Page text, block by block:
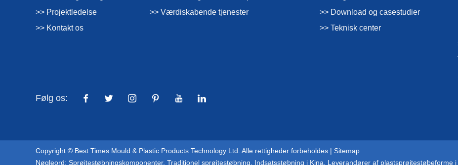
>> Projektledelse
>> Kontakt os
>> Værdiskabende tjenester
>> Download og casestudier
>> Teknisk center
Følg os:
Copyright © Best Times Mould & Plastic Products Technology Ltd. Alle rettigheder forbeholdes | Sitemap
Nøgleord: Sprøjtestøbningskomponenter, Traditionel sprøjtestøbning Indsatsstøbning i Kina Leverandører af plastsprøjtestøbeforme i